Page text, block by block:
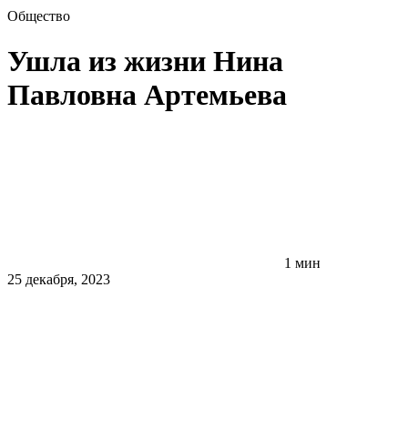
Общество
Ушла из жизни Нина
Павловна Артемьева
1 мин
25 декабря, 2023